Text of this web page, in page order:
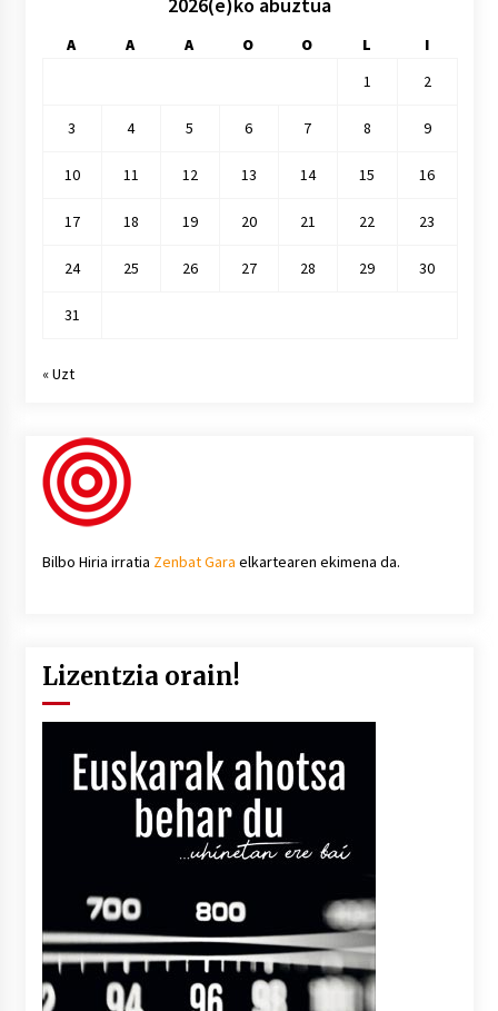
A A A O O L
I
1
2
3 4 5 6 7 8 9
10 11 12 13 14 15 16
17 18 19 20 21 22 23
24 25 26 27 28 29 30
31
« Uzt
Bilbo Hiria irratia Zenbat Gara elkartearen ekimena da.
Lizentzia orain!